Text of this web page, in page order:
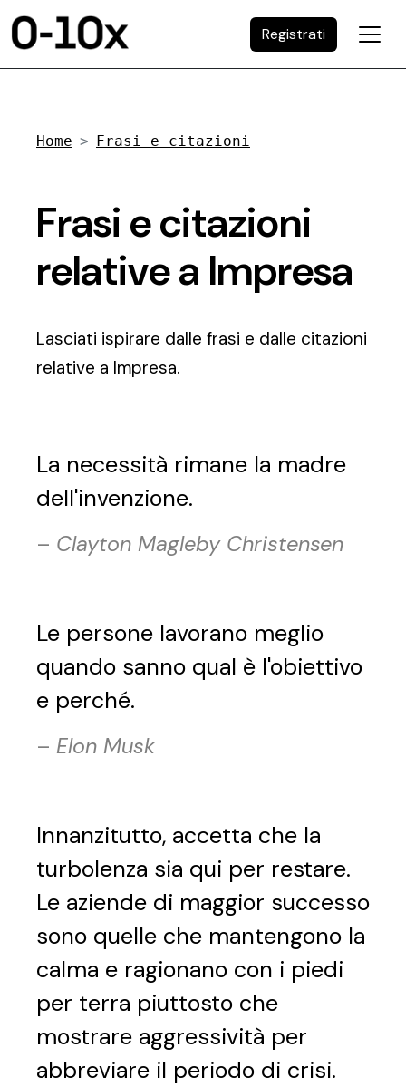
Registrati
Home Frasi e citazioni
Frasi e citazioni
relative a Impresa
Lasciati ispirare dalle frasi e dalle citazioni
relative a Impresa.
La necessità rimane la madre
dell'invenzione.
– Clayton Magleby Christensen
Le persone lavorano meglio
quando sanno qual è l'obiettivo
e perché.
– Elon Musk
Innanzitutto, accetta che la
turbolenza sia qui per restare.
Le aziende di maggior successo
sono quelle che mantengono la
calma e ragionano con i piedi
per terra piuttosto che
mostrare aggressività per
abbreviare il periodo di crisi.